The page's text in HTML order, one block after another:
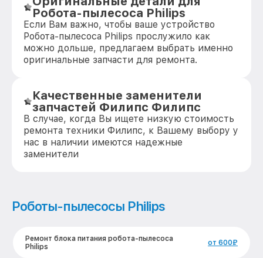
Робота-пылесоса Philips
Если Вам важно, чтобы ваше устройство
Робота-пылесоса Philips прослужило как
можно дольше, предлагаем выбрать именно
оригинальные запчасти для ремонта.
Качественные заменители
запчастей Филипс Филипс
В случае, когда Вы ищете низкую стоимость
ремонта техники Филипс, к Вашему выбору у
нас в наличии имеются надежные
заменители
Роботы-пылесосы Philips
Ремонт блока питания робота-пылесоса
Philips
от 600₽